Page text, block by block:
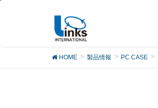
製品
HOME 製品情報 PC CASE